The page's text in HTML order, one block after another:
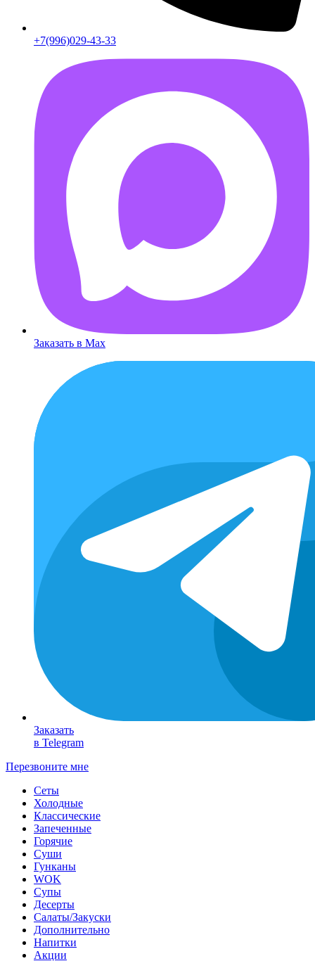
+7(996)029-43-33
Заказать в Max
Заказать
в Telegram
Перезвоните мне
Сеты
Холодные
Классические
Запеченные
Горячие
Суши
Гунканы
WOK
Супы
Десерты
Салаты/Закуски
Дополнительно
Напитки
Акции